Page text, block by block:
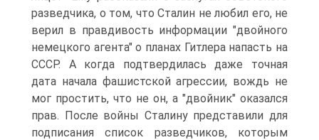
разведчика, о том, что Сталин не любил его, не
верил в правдивость информации "двойного
немецкого агента" о планах Гитлера напасть на
СССР. А когда подтвердилась даже точная
дата начала фашистской агрессии, вождь не
мог простить, что не он, а "двойник" оказался
прав. После войны Сталину представили для
подписания список разведчиков, которым